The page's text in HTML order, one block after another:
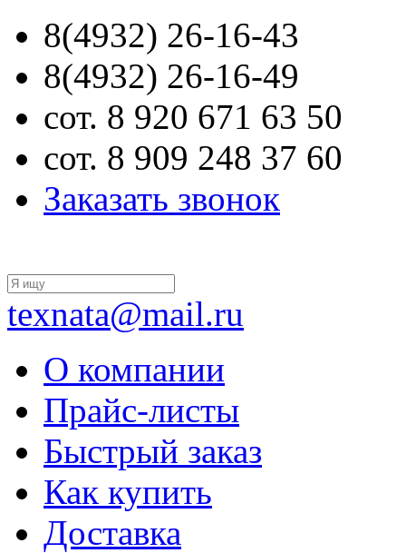
8(4932) 26-16-43
8(4932) 26-16-49
сот. 8 920 671 63 50
сот. 8 909 248 37 60
Заказать звонок
texnata@mail.ru
О компании
Прайс-листы
Быстрый заказ
Как купить
Доставка